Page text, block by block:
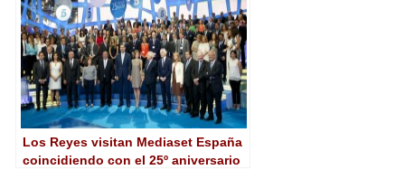
Los Reyes visitan Mediaset España
coincidiendo con el 25º aniversario